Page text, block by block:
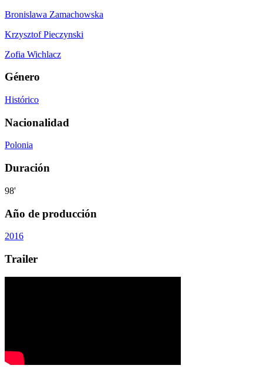
Bronislawa Zamachowska
Krzysztof Pieczynski
Zofia Wichlacz
Género
Histórico
Nacionalidad
Polonia
Duración
98'
Año de producción
2016
Trailer